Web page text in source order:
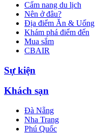
Cẩm nang du lịch
Nên ở đâu?
Địa điểm Ăn & Uống
Khám phá điểm đến
Mua sắm
CBAIR
Sự kiện
Khách sạn
Đà Nẵng
Nha Trang
Phú Quốc